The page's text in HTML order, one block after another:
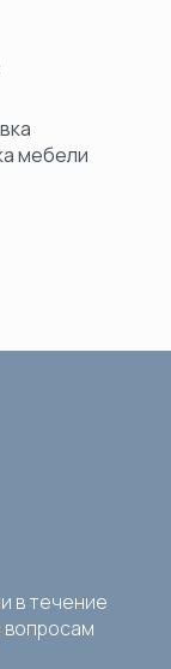
мебели
в течение
вопросам